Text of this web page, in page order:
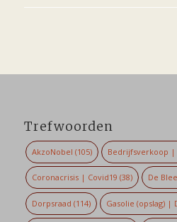
Trefwoorden
AkzoNobel (105) Bedrijfsverkoop |
Coronacrisis | Covid19 (38) De
Dorpsraad (114) Gasolie (opslag) |